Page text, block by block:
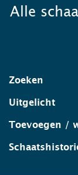
Alle
Zoeken
Uitgelicht
Toevoegen /